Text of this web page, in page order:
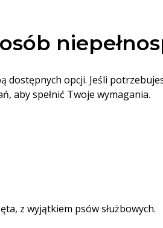
dostępnych opcji. Jeśli
aby spełnić Twoje wymagania.
z wyjątkiem psów służbowych.